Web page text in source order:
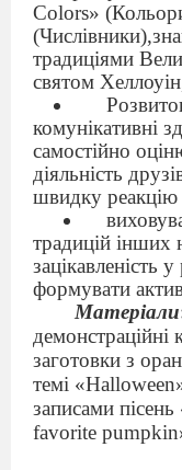
Colors»
традиціями
святом
комунікативні
самостійно
діяльність
швидку реакцію
традицій інших
зацікавленість
формувати
Матеріали
демонстраційні
заготовки з
темі
записами
favorite